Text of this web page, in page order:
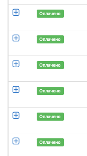
Оплачено
Оплачено
Оплачено
Оплачено
Оплачено
Оплачено